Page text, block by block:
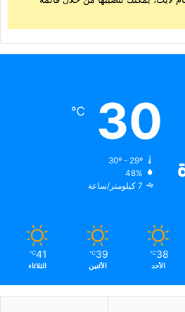
30
℃
30º - 29º
48%
7 كيلومتر/ساعة
38
℃
الأحد
39
℃
الأثنين
41
℃
الثلاثاء